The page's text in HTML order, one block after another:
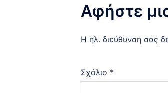
Αφήστε
Η ηλ. διεύθυνση σας
Σχόλιο *